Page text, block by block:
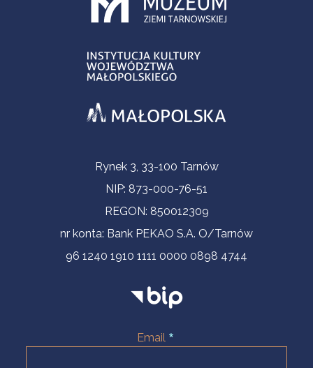
Informacje kontaktoweRynek 3, 33-100 Tarnów
NIP: 873-000-76-51
REGON: 850012309
nr konta: Bank PEKAO S.A. O/Tarnów
96 1240 1910 1111 0000 0898 4744
Email